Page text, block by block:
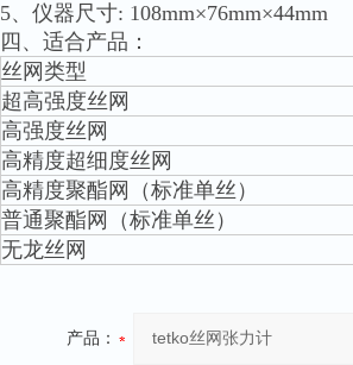
5、仪器尺寸: 108mm×76mm×44mm
四、适合产品：
丝网类型
超高强度丝网
高强度丝网
高精度超细度丝网
高精度聚酯网（标准单丝）
普通聚酯网（标准单丝）
无龙丝网
产品：